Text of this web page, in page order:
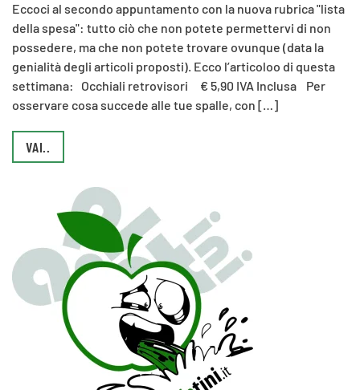
Eccoci al secondo appuntamento con la nuova rubrica "lista
della spesa": tutto ciò che non potete permettervi di non
possedere, ma che non potete trovare ovunque (data la
genialità degli articoli proposti). Ecco l’articoloo di questa
settimana: Occhiali retrovisori € 5,90 IVA Inclusa Per
osservare cosa succede alle tue spalle, con […]
VAI..